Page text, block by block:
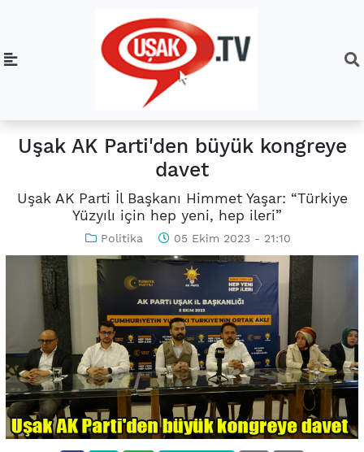
Uşak AK Parti'den büyük kongreye
davet
Uşak AK Parti İl Başkanı Himmet Yaşar: “Türkiye
Yüzyılı için hep yeni, hep ileri”
Politika 05 Ekim 2023 - 21:10